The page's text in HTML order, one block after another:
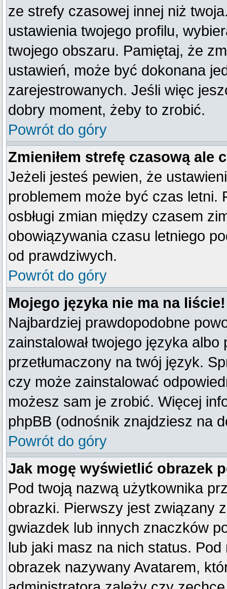
ze strefy czasowej innej niż
ustawienia twojego profilu,
twojego obszaru. Pamiętaj, że
ustawień, może być dokonana
zarejestrowanych. Jeśli więc
dobry moment, żeby to zrobić.
Powrót do góry
Zmieniłem strefę czasową ale
Jeżeli jesteś pewien, że
problemem może być czas letni.
osbługi zmian między czasem
obowiązywania czasu letniego
od prawdziwych.
Powrót do góry
Mojego języka nie ma na liście!
Najbardziej prawdopodobne
zainstalował twojego języka
przetłumaczony na twój język.
czy może zainstalować
możesz sam je zrobić. Więcej
phpBB (odnośnik znajdziesz na
Powrót do góry
Jak mogę wyświetlić obrazek
Pod twoją nazwą użytkownika
obrazki. Pierwszy jest związany
gwiazdek lub innych znaczków
lub jaki masz na nich status.
obrazek nazywany Avatarem,